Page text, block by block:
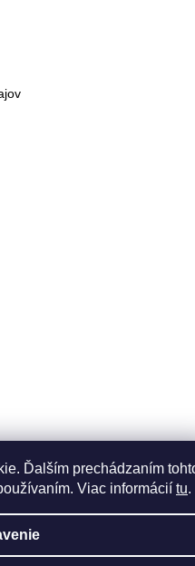
Ďalším prechádzaním
Viac informácií tu.